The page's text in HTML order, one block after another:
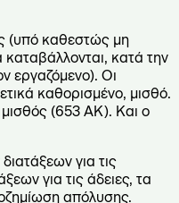
(υπό καθεστώς μη
καταβάλλονται, κατά την
εργαζόμενο). Οι
καθορισμένο, μισθό.
(653 ΑΚ). Και ο
για τις
για τις άδειες, τα
απόλυσης.